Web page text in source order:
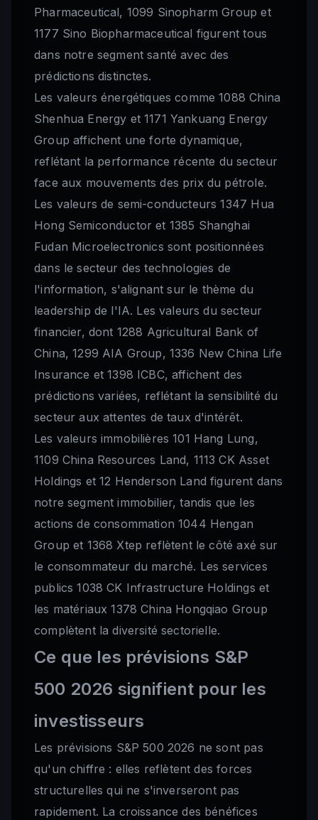
Pharmaceutical, 1099 Sinopharm Group et
1177 Sino Biopharmaceutical figurent tous
dans notre segment santé avec des
prédictions distinctes.
Les valeurs énergétiques comme 1088 China
Shenhua Energy et 1171 Yankuang Energy
Group affichent une forte dynamique,
reflétant la performance récente du secteur
face aux mouvements des prix du pétrole.
Les valeurs de semi-conducteurs 1347 Hua
Hong Semiconductor et 1385 Shanghai
Fudan Microelectronics sont positionnées
dans le secteur des technologies de
l'information, s'alignant sur le thème du
leadership de l'IA. Les valeurs du secteur
financier, dont 1288 Agricultural Bank of
China, 1299 AIA Group, 1336 New China Life
Insurance et 1398 ICBC, affichent des
prédictions variées, reflétant la sensibilité du
secteur aux attentes de taux d'intérêt.
Les valeurs immobilières 101 Hang Lung,
1109 China Resources Land, 1113 CK Asset
Holdings et 12 Henderson Land figurent dans
notre segment immobilier, tandis que les
actions de consommation 1044 Hengan
Group et 1368 Xtep reflètent le côté axé sur
le consommateur du marché. Les services
publics 1038 CK Infrastructure Holdings et
les matériaux 1378 China Hongqiao Group
complètent la diversité sectorielle.
Ce que les prévisions S&P
500 2026 signifient pour les
investisseurs
Les prévisions S&P 500 2026 ne sont pas
qu'un chiffre : elles reflètent des forces
structurelles qui ne s'inverseront pas
rapidement. La croissance des bénéfices